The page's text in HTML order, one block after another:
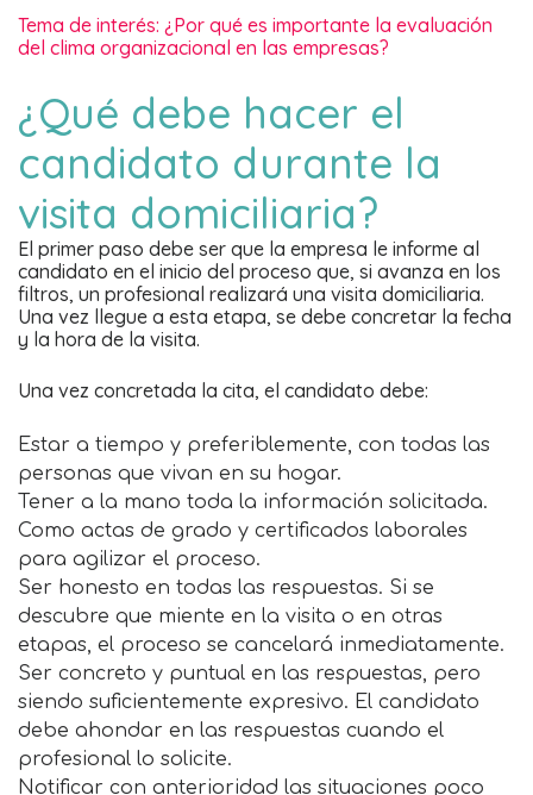
Tema de interés: ¿Por qué es importante la evaluación
del clima organizacional en las empresas?
¿Qué debe hacer el
candidato durante la
visita domiciliaria?
El primer paso debe ser que la empresa le informe al
candidato en el inicio del proceso que, si avanza en los
filtros, un profesional realizará una visita domiciliaria.
Una vez llegue a esta etapa, se debe concretar la fecha
y la hora de la visita.
Una vez concretada la cita, el candidato debe:
Estar a tiempo y preferiblemente, con todas las
personas que vivan en su hogar.
Tener a la mano toda la información solicitada.
Como actas de grado y certificados laborales
para agilizar el proceso.
Ser honesto en todas las respuestas. Si se
descubre que miente en la visita o en otras
etapas, el proceso se cancelará inmediatamente.
Ser concreto y puntual en las respuestas, pero
siendo suficientemente expresivo. El candidato
debe ahondar en las respuestas cuando el
profesional lo solicite.
Notificar con anterioridad las situaciones poco